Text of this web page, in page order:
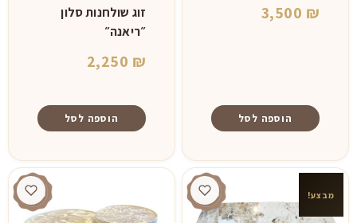
המקורי3,500 ₪
המחיר
הוספה לסל
זוג שולחנות סלון
״ריאנה״
2,250 ₪
הוספה לסל
מבצע!